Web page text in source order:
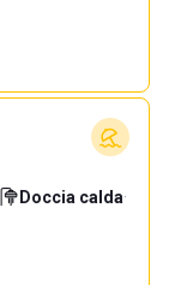
Doccia calda·